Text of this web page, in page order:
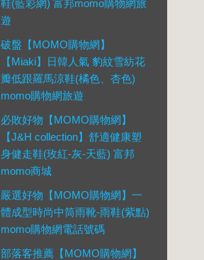
鞋(藍彩網) 富邦momo購物網旅
遊
破盤【MOMO購物網】
【Miaki】日韓人氣 豹紋雪紡花
瓣低跟羅馬涼鞋(橘色、杏色)
momo購物網旅遊
必敗好物【MOMO購物網】
【J&H collection】舒適健康塑
身健走鞋(玫紅-灰-天藍) 富邦
momo商城
嚴選好物【MOMO購物網】一
體成型時尚中筒雨靴-雨鞋(紫點)
momo購物網電話號碼
部落客推薦【MOMO購物網】